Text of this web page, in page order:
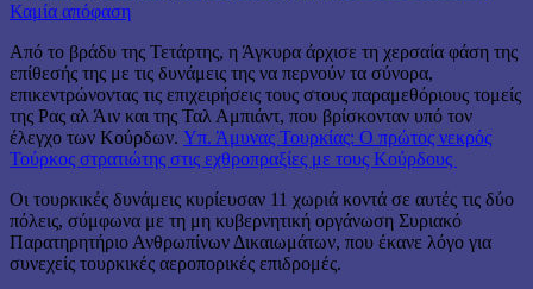
Καμία απόφαση
Από το βράδυ της Τετάρτης, η Άγκυρα άρχισε τη χερσαία φάση της
επίθεσής της με τις δυνάμεις της να περνούν τα σύνορα,
επικεντρώνοντας τις επιχειρήσεις τους στους παραμεθόριους τομείς
της Ρας αλ Άιν και της Ταλ Αμπιάντ, που βρίσκονταν υπό τον
έλεγχο των Κούρδων. Υπ. Άμυνας Τουρκίας: Ο πρώτος νεκρός
Τούρκος στρατιώτης στις εχθροπραξίες με τους Κούρδους
Οι τουρκικές δυνάμεις κυρίευσαν 11 χωριά κοντά σε αυτές τις δύο
πόλεις, σύμφωνα με τη μη κυβερνητική οργάνωση Συριακό
Παρατηρητήριο Ανθρωπίνων Δικαιωμάτων, που έκανε λόγο για
συνεχείς τουρκικές αεροπορικές επιδρομές.